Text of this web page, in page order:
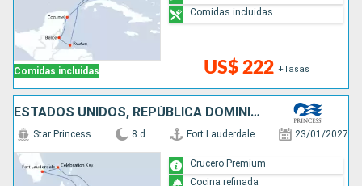
Comidas incluidas US$ 222 +Tasas
Comidas incluidas
ESTADOS UNIDOS, REPÚBLICA DOMINICANA, BAHAMAS
Star Princess 8 d Fort Lauderdale 23/01/2027
Crucero Premium
Cocina refinada